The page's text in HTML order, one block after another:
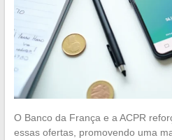
O Banco da França e a ACPR
essas ofertas, promovendo uma